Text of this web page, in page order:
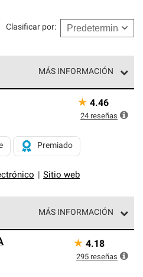
Clasificar por:
MÁS INFORMACIÓN
superior de nuestra red
estrictos de
mejor garantía de
Sitio web
Premiado
★ 4.46
24 reseñas
MÁS INFORMACIÓN
profesionales de techos
y requisitos estrictos
★ 4.18
295 reseñas